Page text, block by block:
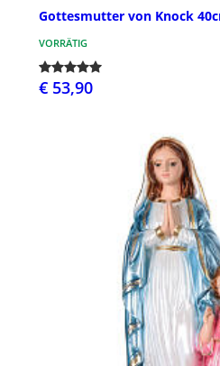
Gottesmutter von Knock
VORRÄTIG
€ 53,90